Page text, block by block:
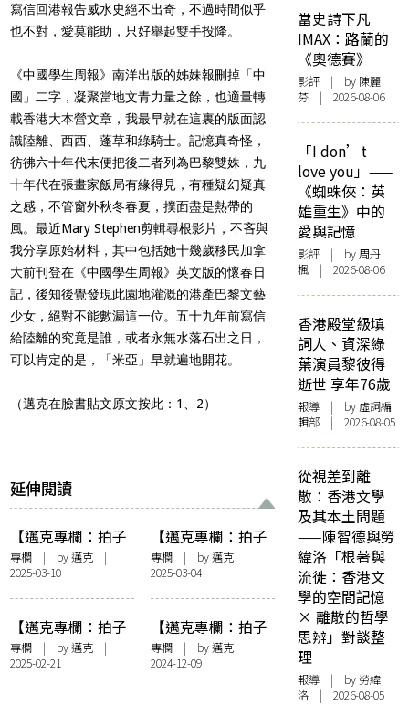
寫信回港報告威水史絕不出奇，不過時間似乎
也不對，愛莫能助，只好舉起雙手投降。
《中國學生周報》南洋出版的姊妹報刪掉「中
國」二字，凝聚當地文青力量之餘，也適量轉
載香港大本營文章，我最早就在這裏的版面認
識陸離、西西、蓬草和綠騎士。記憶真奇怪，
彷彿六十年代末便把後二者列為巴黎雙姝，九
十年代在張畫家飯局有緣得見，有種疑幻疑真
之感，不管窗外秋冬春夏，撲面盡是熱帶的
風。最近Mary Stephen剪輯尋根影片，不吝與
我分享原始材料，其中包括她十幾歲移民加拿
大前刊登在《中國學生周報》英文版的懷春日
記，後知後覺發現此園地灌溉的港產巴黎文藝
少女，絕對不能數漏這一位。五十九年前寫信
給陸離的究竟是誰，或者永無水落石出之日，
可以肯定的是，「米亞」早就遍地開花。
（邁克在臉書貼文原文按此： 1 2）
延伸閱讀
【邁克專欄：拍子
簿】張愛玲與江青
專欄 | by邁克 |
2025-03-10
【邁克專欄：拍子
簿】張愛玲與夏先
生
專欄| by邁克|
2025-03-04
【邁克專欄：拍子
簿】殺人犯張愛玲
專欄 | by邁克 |
2025-02-21
【邁克專欄：拍子
簿】凡哲里斯筆記
專欄| by邁克|
2024-12-09
當史詩下凡
IMAX：路蘭的
《奧德賽》
影評 | by 陳麗
芬 | 2026-08-06
「I don’t
love you」——
《蜘蛛俠：英
雄重生》中的
愛與記憶
影評 | by周丹
楓 | 2026-08-06
香港殿堂級填
詞人、資深綠
葉演員黎彼得
逝世 享年76歲
報導 | by 虛詞編
輯部 | 2026-08-05
從視差到離
散：香港文學
及其本土問題
——陳智德與勞
緯洛「根著與
流徙：香港文
學的空間記憶
× 離散的哲學
思辨」對談整
理
報導 | by 勞緯
洛 | 2026-08-05